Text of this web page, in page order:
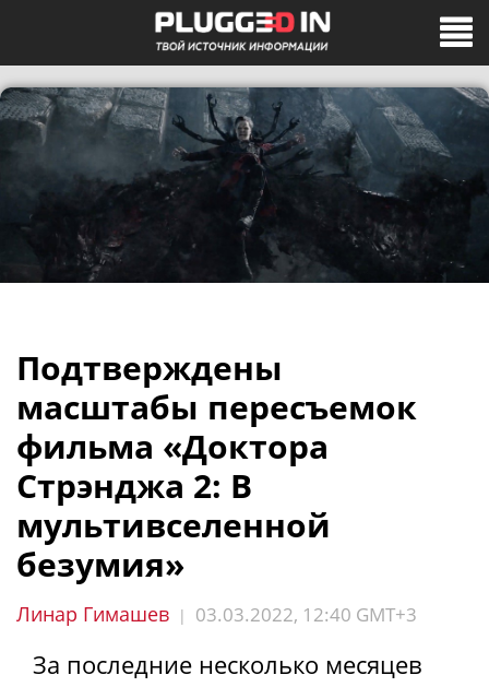
Подтверждены
масштабы пересъемок
фильма «Доктора
Стрэнджа 2: В
мультивселенной
безумия»
Линар Гимашев | 03.03.2022, 12:40 GMT+3
За последние несколько месяцев